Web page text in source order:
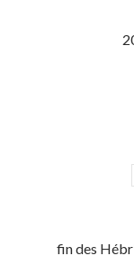
fin des